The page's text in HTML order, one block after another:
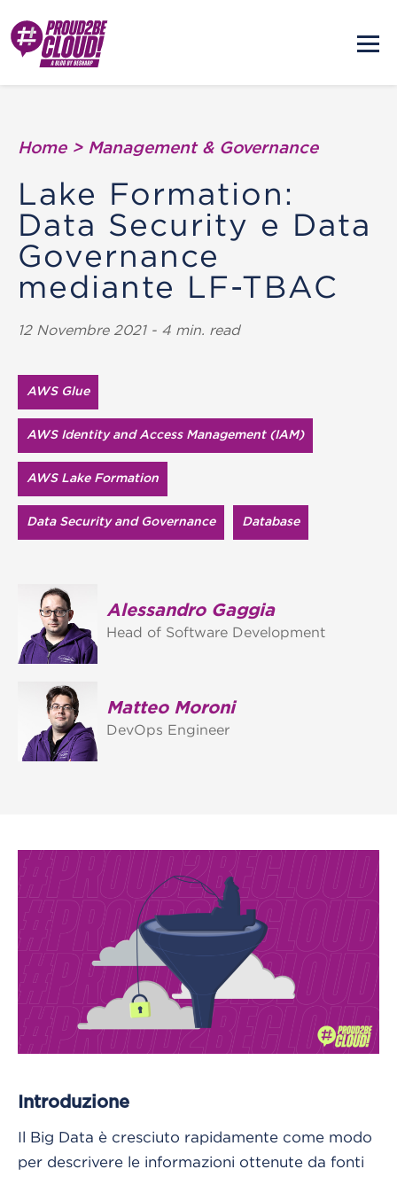
Home > Management & Governance
Lake Formation:
Data Security e Data
Governance
mediante LF-TBAC
12 Novembre 2021 - 4 min. read
AWS Glue
AWS Identity and Access Management (IAM)
AWS Lake Formation
Data Security and Governance Database
Alessandro Gaggia
Head of Software Development
Matteo Moroni
DevOps Engineer
Introduzione
Il Big Data è cresciuto rapidamente come modo
per descrivere le informazioni ottenute da fonti